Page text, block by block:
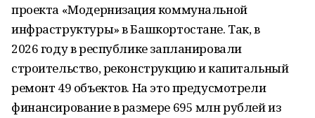
проекта «Модернизация коммунальной
инфраструктуры» в Башкортостане. Так, в
2026 году в республике запланировали
строительство, реконструкцию и капитальный
ремонт 49 объектов. На это предусмотрели
финансирование в размере 695 млн рублей из